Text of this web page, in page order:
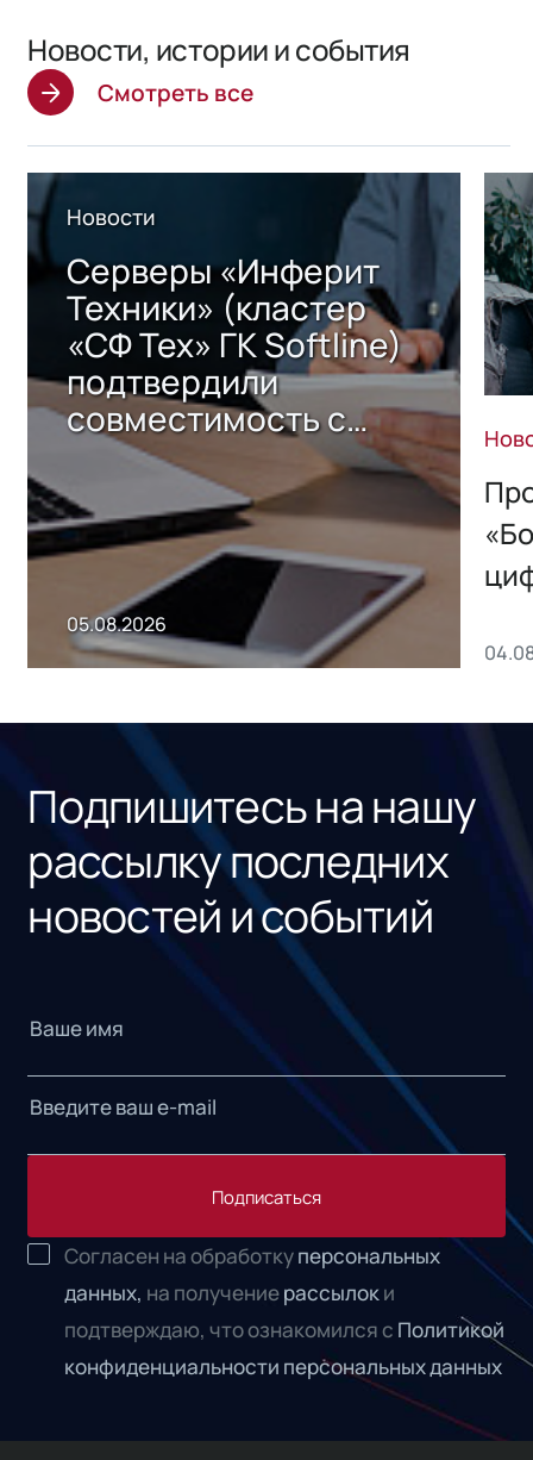
Новости, истории и события
Смотреть все
Новости
Серверы «Инферит
Техники» (кластер
«СФ Тех» ГК Softline)
подтвердили
совместимость с
решением Sharx
Storage 2.x для
хранения данных
05.08.2026
Подпишитесь на нашу
рассылку последних
новостей и событий
Подписаться
Согласен на обработкуперсональных
данных, на получениерассылоки
подтверждаю, что ознакомился с Политикой
конфиденциальности персональных данных